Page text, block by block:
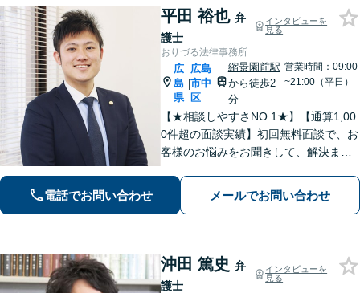
平田 裕也 弁
護士
インタビューを
見る
おりづる法律事務所
広
島
県
|
広島
市中
区
縮景園前駅
から徒歩2
分
営業時間：09:00
~21:00（平日）
【★相談しやすさNO.1★】【通算1,00
0件超の面談実績】初回無料面談で、お
客様のお悩みをお聞きして、解決まで
婚問題」「私選刑事事件」「自己破
産」「相続」問題を得意としていま
電話でお問い合わせ メールでお問い合わせ
沖田 篤史 弁
護士
インタビューを
見る